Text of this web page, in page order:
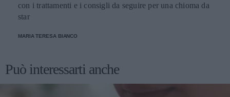
con i trattamenti e i consigli da seguire per una chioma da
star
MARIA TERESA BIANCO
Può interessarti anche